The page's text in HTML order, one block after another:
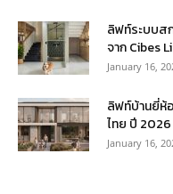
ลิฟท์ระบบส
จาก Cibes
January 16,
ลิฟท์บ้านยี่ห้
ไทย ปี 2026
January 16,